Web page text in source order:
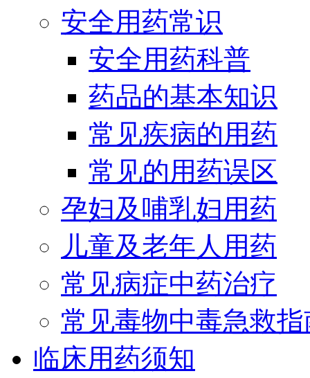
安全用药常识
安全用药科普
药品的基本知识
常见疾病的用药
常见的用药误区
孕妇及哺乳妇用药
儿童及老年人用药
常见病症中药治疗
常见毒物中毒急救指
临床用药须知